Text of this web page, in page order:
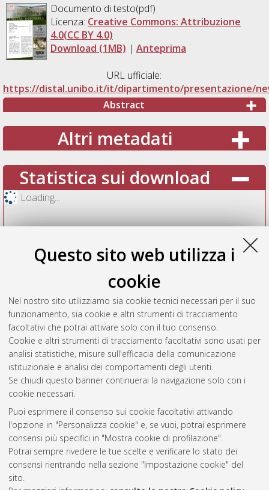
Questo sito web utilizza i
cookie
Nel nostro sito utilizziamo sia cookie tecnici necessari per il suo
funzionamento, sia cookie e altri strumenti di tracciamento
facoltativi che potrai attivare solo con il tuo consenso.
Cookie e altri strumenti di tracciamento facoltativi sono usati per
analisi statistiche, misure sull'efficacia della comunicazione
istituzionale e analisi dei comportamenti degli utenti.
Se chiudi questo banner continuerai la navigazione solo con i
cookie necessari.
Puoi esprimere il consenso sui cookie facoltativi attivando
l'opzione in "Personalizza cookie" e, se vuoi, potrai esprimere
consensi più specifici in "Mostra cookie di profilazione".
Potrai sempre rivedere le tue scelte e verificare lo stato dei
consensi rientrando nella sezione "Impostazione cookie" del
sito.
Documento di testo(pdf)
Licenza: Creative Commons: Attribuzione
4.0(CC BY 4.0)
Download (1MB) | Anteprima
URL ufficiale:
https://distal.unibo.it/it/dipartimento/presentazione/
Abstract
Altri metadati
Statistica sui download
Loading...
Vedi altre statistiche
Gestione del documento:
Atom
Rss
AMS Acta
ISSN: 2038-7954
re3data.org -
doi.org/10.17616/R3P19R
Servizio implementato e